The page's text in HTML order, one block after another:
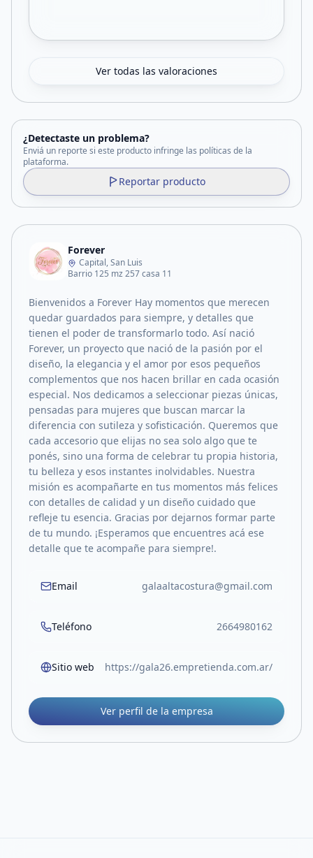
Ver todas las valoraciones
¿Detectaste un problema?
Enviá un reporte si este producto infringe las políticas de la
plataforma.
Reportar producto
Forever
Capital, San Luis
Barrio 125 mz 257 casa 11
Bienvenidos a Forever Hay momentos que merecen
quedar guardados para siempre, y detalles que
tienen el poder de transformarlo todo. Así nació
Forever, un proyecto que nació de la pasión por el
diseño, la elegancia y el amor por esos pequeños
complementos que nos hacen brillar en cada ocasión
especial. Nos dedicamos a seleccionar piezas únicas,
pensadas para mujeres que buscan marcar la
diferencia con sutileza y sofisticación. Queremos que
cada accesorio que elijas no sea solo algo que te
ponés, sino una forma de celebrar tu propia historia,
tu belleza y esos instantes inolvidables. Nuestra
misión es acompañarte en tus momentos más felices
con detalles de calidad y un diseño cuidado que
refleje tu esencia. Gracias por dejarnos formar parte
de tu mundo. ¡Esperamos que encuentres acá ese
detalle que te acompañe para siempre!.
Email galaaltacostura@gmail.com
Teléfono 2664980162
Sitio web https://gala26.empretienda.com.ar/
Ver perfil de la empresa